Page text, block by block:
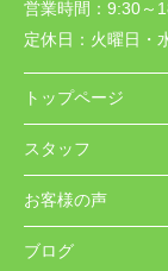
営業時間： 9:30～
定休日： 火曜日・
トップページ
スタッフ
お客様の声
ブログ